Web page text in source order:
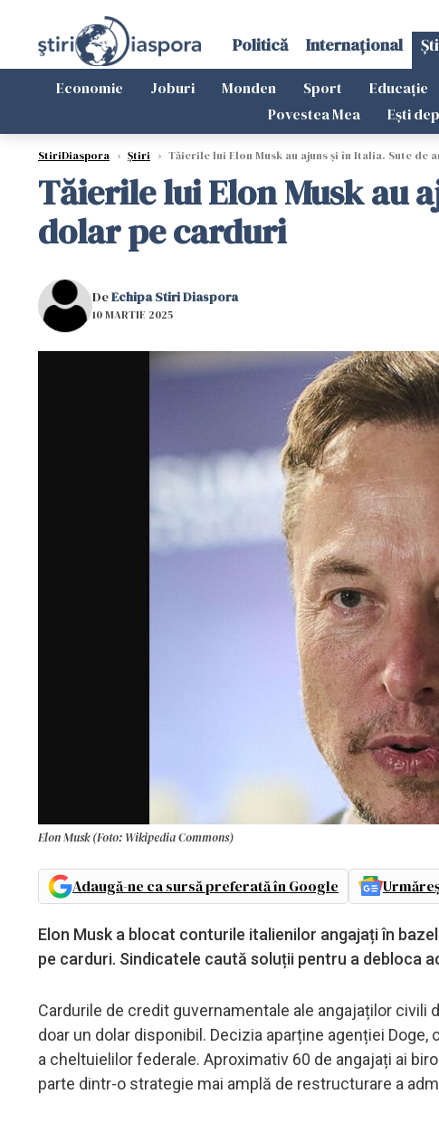
Politică Internațional
Economie Joburi Monden Sport Educație
Povestea Mea
Ești
StiriDiaspora › Știri › Tăierile lui Elon Musk au ajuns și în Italia. Sute
Tăierile lui Elon Musk au
dolar pe carduri
DeEchipa Stiri Diaspora
10 MARTIE 2025
Elon Musk (Foto: Wikipedia Commons)
Adaugă-ne ca sursă preferată în Google
Elon Musk a blocat conturile italienilor angajați în
pe carduri. Sindicatele caută soluții pentru a debloca
Cardurile de credit guvernamentale ale angajaților civili
doar un dolar disponibil. Decizia aparține agenției
a cheltuielilor federale. Aproximativ 60 de angajați ai
parte dintr-o strategie mai amplă de restructurare a